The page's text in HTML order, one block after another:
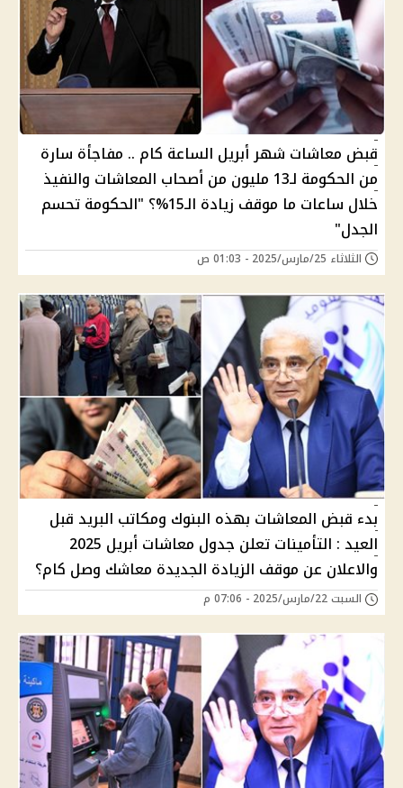
قبض معاشات شهر أبريل الساعة كام .. مفاجأة سارة
من الحكومة لـ13 مليون من أصحاب المعاشات والنفيذ
خلال ساعات ما موقف زيادة الـ15%؟ "الحكومة تحسم
الجدل"
الثلاثاء 25/مارس/2025 - 01:03 ص
بدء قبض المعاشات بهذه البنوك ومكاتب البريد قبل
العيد : التأمينات تعلن جدول معاشات أبريل 2025
والاعلان عن موقف الزيادة الجديدة معاشك وصل كام؟
السبت 22/مارس/2025 - 07:06 م